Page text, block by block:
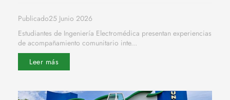
Publicado25 Junio 2026
Estudiantes de Ingeniería Electromédica presentan experiencias
de acompañamiento comunitario inte...
Leer más